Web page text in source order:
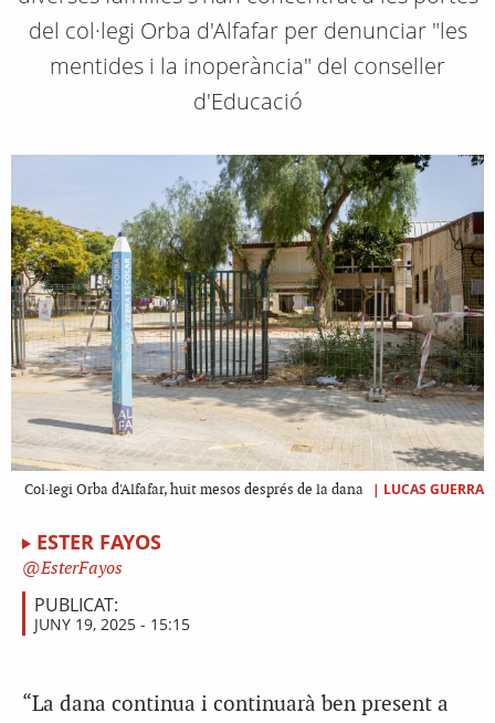
del col·legi Orba d'Alfafar per denunciar "les
mentides i la inoperància" del conseller
d'Educació
Col·legi Orba d'Alfafar, huit mesos després de la dana | LUCAS GUERRA
ESTER FAYOS
EsterFayos
PUBLICAT:
JUNY 19, 2025 - 15:15
“La dana continua i continuarà ben present a